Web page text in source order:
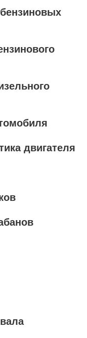
двигателя